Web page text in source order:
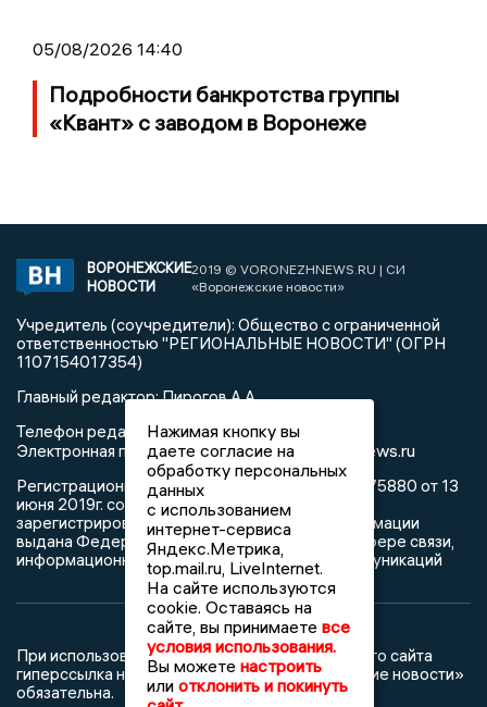
05/08/2026 14:40
Подробности банкротства группы
«Квант» с заводом в Воронеже
ВОРОНЕЖСКИЕ
НОВОСТИ
2019 © VORONEZHNEWS.RU | СИ
«Воронежские новости»
Учредитель (соучредители): Общество с ограниченной
ответственностью "РЕГИОНАЛЬНЫЕ НОВОСТИ" (ОГРН
1107154017354)
Главный редактор: Пирогов А.А.
Телефон редакции: +7 (473) 262 77 92
Электронная почта редакции:info@voronezhnews.ru
Регистрационный номер: серия Эл № ФС 77 - 75880 от 13
июня 2019г. согласно выписке из реестра
зарегистрированных средств массовой информации
выдана Федеральной службой по надзору в сфере связи,
информационных технологий и массовых коммуникаций
При использовании любого материала с данного сайта
гиперссылка на Сетевое издание «Воронежские новости»
обязательна.
Нажимая кнопку вы
даете согласие на
обработку персональных
данных
с использованием
интернет-сервиса
Яндекс.Метрика,
top.mail.ru, LiveInternet.
На сайте используются
cookie. Оставаясь на
сайте, вы принимаете все
условия использования.
Вы можете настроить
или отклонить и покинуть